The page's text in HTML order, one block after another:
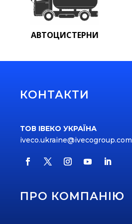
АВТОЦИСТЕРНИ
КОНТАКТИ
ТОВ ІВЕКО УКРАЇНА
iveco.ukraine@ivecogroup.com
ПРО КОМПАНІЮ